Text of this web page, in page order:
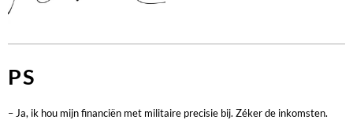
PS
– Ja, ik hou mijn financiën met militaire precisie bij. Zéker de inkomsten.